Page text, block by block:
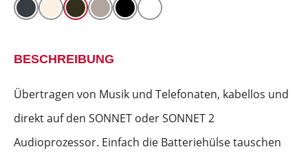
BESCHREIBUNG
Übertragen von Musik und Telefonaten, kabellos und
direkt auf den SONNET oder SONNET 2
Audioprozessor. Einfach die Batteriehülse tauschen